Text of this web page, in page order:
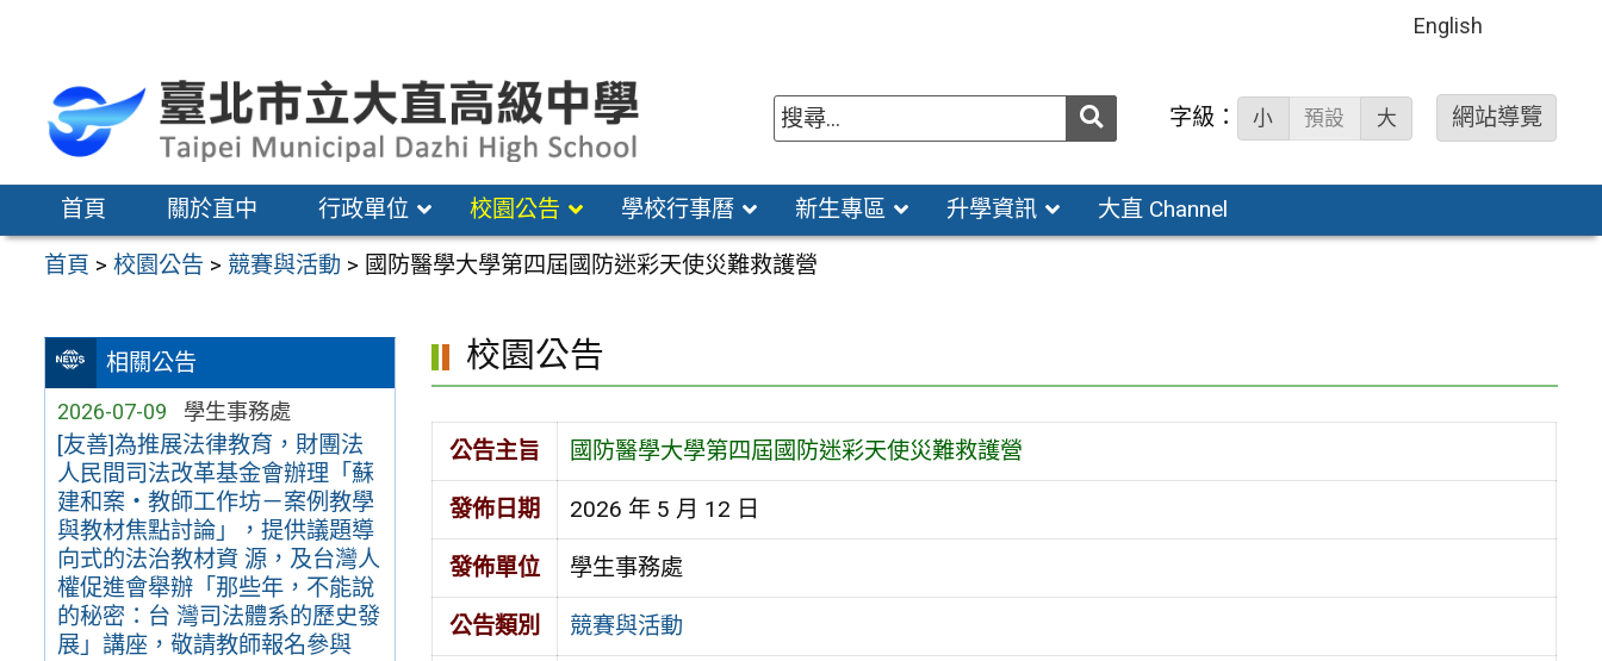
區
English
送出 字級： 小 預設 大 網站導覽
首頁 關於直中 行政單位 校園公告 學校行事曆 新生專區 升學資訊 大直 Channel
首頁 >校園公告 > 競賽與活動 > 國防醫學大學第四屆國防迷彩天使災難救護營
相關公告
2026-07-09 學生事務處
[友善]為推展法律教育，財團法
人民間司法改革基金會辦理「蘇
建和案・教師工作坊－案例教學
與教材焦點討論」，提供議題導
向式的法治教材資 源，及台灣人
權促進會舉辦「那些年，不能說
的秘密：台 灣司法體系的歷史發
展」講座，敬請教師報名參與
校園公告
公告主旨 國防醫學大學第四屆國防迷彩天使災難救護營
發佈日期 2026 年 5 月 12 日
發佈單位 學生事務處
公告類別 競賽與活動